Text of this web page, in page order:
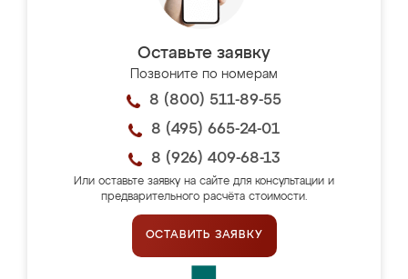
Оставьте заявку
Позвоните по номерам
8 (800) 511-89-55
8 (495) 665-24-01
8 (926) 409-68-13
Или оставьте заявку на сайте для консультации и
предварительного расчёта стоимости.
ОСТАВИТЬ ЗАЯВКУ